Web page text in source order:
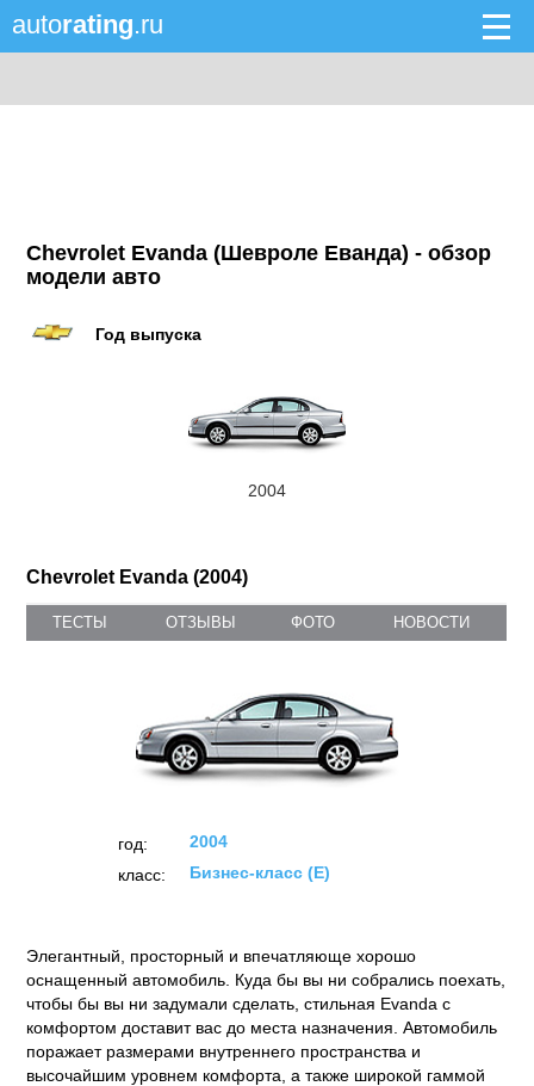
autorating.ru
Chevrolet Evanda (Шевроле Еванда) - обзор
модели авто
Год выпуска
2004
Chevrolet Evanda (2004)
ТЕСТЫ ОТЗЫВЫ ФОТО НОВОСТИ
год:
2004
класс:
Бизнес-класс (E)
Элегантный, просторный и впечатляюще хорошо
оснащенный автомобиль. Куда бы вы ни собрались поехать,
чтобы бы вы ни задумали сделать, стильная Evanda с
комфортом доставит вас до места назначения. Автомобиль
поражает размерами внутреннего пространства и
высочайшим уровнем комфорта, а также широкой гаммой